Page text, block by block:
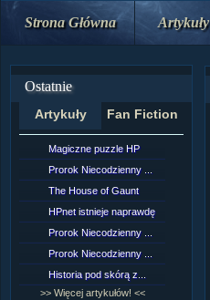
Strona Główna Artykuły
Ostatnie
Artykuły Fan Fiction
Magiczne puzzle HP
Prorok Niecodzienny ...
The House of Gaunt
HPnet istnieje naprawdę
Prorok Niecodzienny ...
Prorok Niecodzienny ...
Historia pod skórą z...
>> Więcej artykułów! <<